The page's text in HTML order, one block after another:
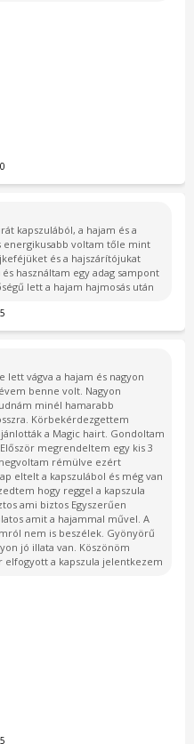
kapszulából, a hajam és a
voltam tőle mint
és a hajszárítójukat
használtam egy adag sampont
lett a hajam hajmosás után
lett vágva a hajam és nagyon
benne volt. Nagyon
minél hamarabb
Körbekérdezgettem
a Magic hairt. Gondoltam
megrendeltem egy kis 3
rémülve ezért
eltelt a kapszulábol és még van
hogy reggel a kapszula
ami biztos Egyszerűen
amit a hajammal művel. A
nem is beszélek. Gyönyörű
jó illata van. Köszönöm
elfogyott a kapszula jelentkezem